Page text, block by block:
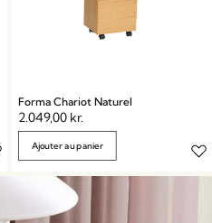
Forma Chariot Naturel
2.049,00 kr.
Ajouter au panier